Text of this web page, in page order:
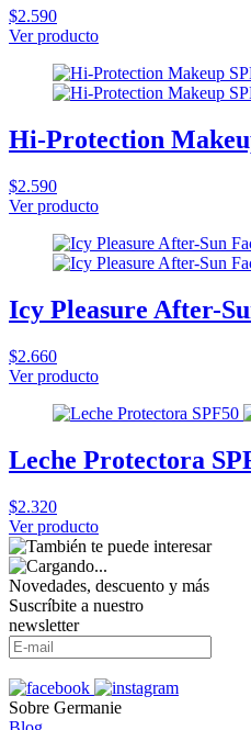
$2.590
Ver producto
Hi-Protection
$2.590
Ver producto
Icy Pleasure After-
$2.660
Ver producto
Leche Protectora
$2.320
Ver producto
Novedades, descuento y más
Suscríbite a nuestro
newsletter
Sobre Germanie